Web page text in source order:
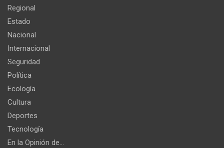
Regional
Estado
Nacional
Internacional
Seguridad
Política
Ecología
Cultura
Deportes
Tecnología
En la Opinión de…